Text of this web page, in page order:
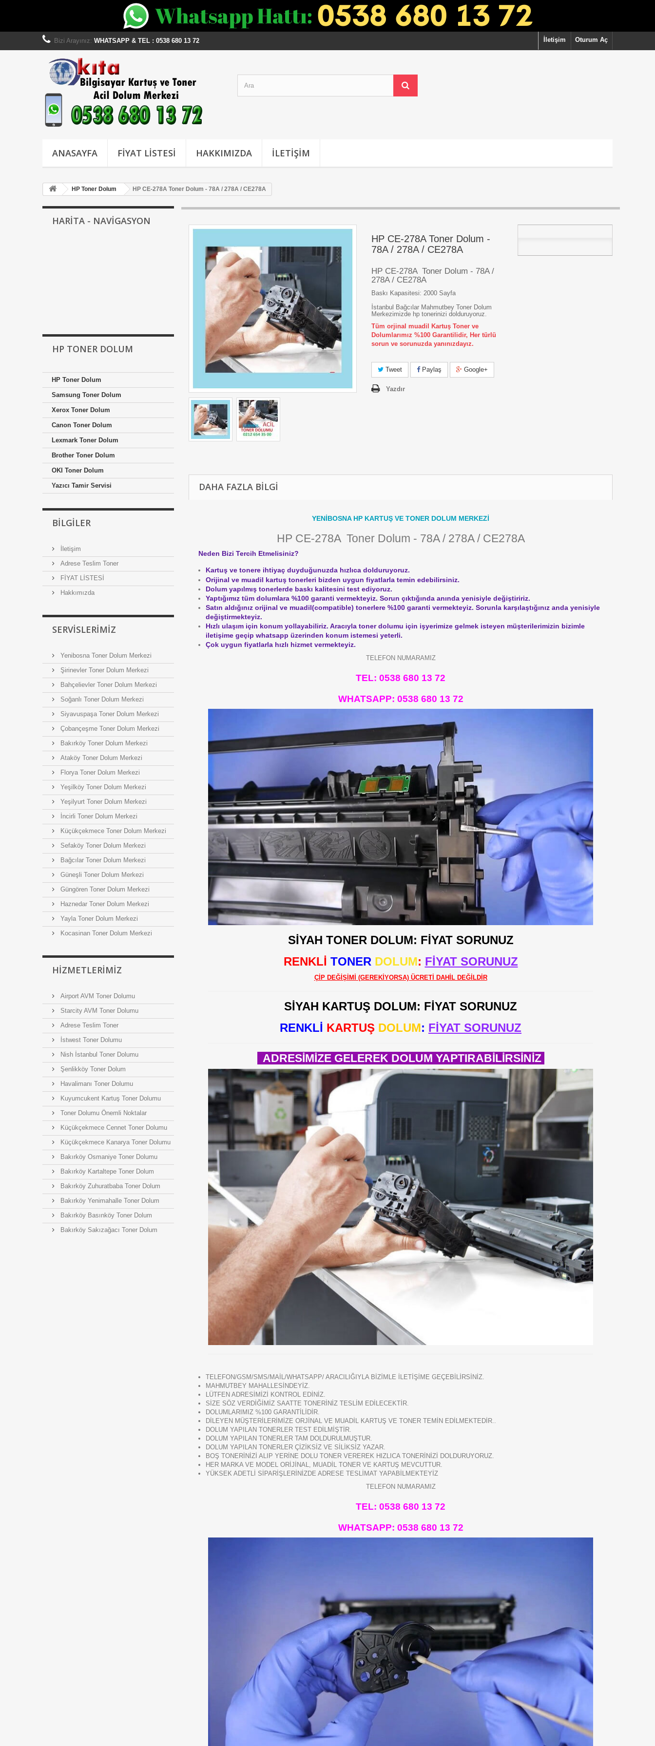
Oturum Aç
İletişim
Bizi Arayınız: WHATSAPP & TEL : 0538 680 13 72
ANASAYFA FİYAT LİSTESİ HAKKIMIZDA İLETIŞIM
HP Toner Dolum HP CE-278A Toner Dolum - 78A / 278A / CE278A
HARİTA - NAVİGASYON
HP TONER DOLUM
HP Toner Dolum
Samsung Toner Dolum
Xerox Toner Dolum
Canon Toner Dolum
Lexmark Toner Dolum
Brother Toner Dolum
OKI Toner Dolum
Yazıcı Tamir Servisi
BILGILER
İletişim
Adrese Teslim Toner
FİYAT LİSTESİ
Hakkımızda
SERVISLERIMIZ
Yenibosna Toner Dolum Merkezi
Şirinevler Toner Dolum Merkezi
Bahçelievler Toner Dolum Merkezi
Soğanlı Toner Dolum Merkezi
Siyavuspaşa Toner Dolum Merkezi
Çobançeşme Toner Dolum Merkezi
Bakırköy Toner Dolum Merkezi
Ataköy Toner Dolum Merkezi
Florya Toner Dolum Merkezi
Yeşilköy Toner Dolum Merkezi
Yeşilyurt Toner Dolum Merkezi
İncirli Toner Dolum Merkezi
Küçükçekmece Toner Dolum Merkezi
Sefaköy Toner Dolum Merkezi
Bağcılar Toner Dolum Merkezi
Güneşli Toner Dolum Merkezi
Güngören Toner Dolum Merkezi
Haznedar Toner Dolum Merkezi
Yayla Toner Dolum Merkezi
Kocasinan Toner Dolum Merkezi
HIZMETLERIMIZ
Airport AVM Toner Dolumu
Starcity AVM Toner Dolumu
Adrese Teslim Toner
İstwest Toner Dolumu
Nish İstanbul Toner Dolumu
Şenlikköy Toner Dolum
Havalimanı Toner Dolumu
Kuyumcukent Kartuş Toner Dolumu
Toner Dolumu Önemli Noktalar
Küçükçekmece Cennet Toner Dolumu
Küçükçekmece Kanarya Toner Dolumu
Bakırköy Osmaniye Toner Dolumu
Bakırköy Kartaltepe Toner Dolum
Bakırköy Zuhuratbaba Toner Dolum
Bakırköy Yenimahalle Toner Dolum
Bakırköy Basınköy Toner Dolum
Bakırköy Sakızağacı Toner Dolum
HP CE-278A Toner Dolum -
78A / 278A / CE278A
HP CE-278A Toner Dolum - 78A /
278A / CE278A
Baskı Kapasitesi: 2000 Sayfa
İstanbul Bağcılar Mahmutbey Toner Dolum
Merkezimizde hp tonerinizi dolduruyoruz.
Tüm orjinal muadil Kartuş Toner ve
Dolumlarımız %100 Garantilidir, Her türlü
sorun ve sorunuzda yanınızdayız.
Tweet Paylaş Google+
Yazdır
DAHA FAZLA BILGI
YENİBOSNA HP KARTUŞ VE TONER DOLUM MERKEZİ
HP CE-278A Toner Dolum - 78A / 278A / CE278A
Neden Bizi Tercih Etmelisiniz?
Kartuş ve tonere ihtiyaç duyduğunuzda hızlıca dolduruyoruz.
Orijinal ve muadil kartuş tonerleri bizden uygun fiyatlarla temin edebilirsiniz.
Dolum yapılmış tonerlerde baskı kalitesini test ediyoruz.
Yaptığımız tüm dolumlara %100 garanti vermekteyiz. Sorun çıktığında anında yenisiyle değiştiririz.
Satın aldığınız orijinal ve muadil(compatible) tonerlere %100 garanti vermekteyiz. Sorunla karşılaştığınız anda yenisiyle
değiştirmekteyiz.
Hızlı ulaşım için konum yollayabiliriz. Aracıyla toner dolumu için işyerimize gelmek isteyen müşterilerimizin bizimle
iletişime geçip whatsapp üzerinden konum istemesi yeterli.
Çok uygun fiyatlarla hızlı hizmet vermekteyiz.
TELEFON NUMARAMIZ
TEL: 0538 680 13 72
WHATSAPP: 0538 680 13 72
SİYAH TONER DOLUM: FİYAT SORUNUZ
RENKLİ TONER DOLUM: FİYAT SORUNUZ
ÇİP DEĞİŞİMİ (GEREKİYORSA) ÜCRETİ DAHİL DEĞİLDİR
SİYAH KARTUŞ DOLUM: FİYAT SORUNUZ
RENKLİ KARTUŞ DOLUM: FİYAT SORUNUZ
ADRESİMİZE GELEREK DOLUM YAPTIRABİLİRSİNİZ
TELEFON/GSM/SMS/MAİL/WHATSAPP/ ARACILIĞIYLA BİZİMLE İLETİŞİME GEÇEBİLİRSİNİZ.
MAHMUTBEY MAHALLESİNDEYİZ.
LÜTFEN ADRESİMİZİ KONTROL EDİNİZ.
SİZE SÖZ VERDİĞİMİZ SAATTE TONERİNİZ TESLİM EDİLECEKTİR.
DOLUMLARIMIZ %100 GARANTİLİDİR.
DİLEYEN MÜŞTERİLERİMİZE ORJİNAL VE MUADİL KARTUŞ VE TONER TEMİN EDİLMEKTEDİR..
DOLUM YAPILAN TONERLER TEST EDİLMİŞTİR.
DOLUM YAPILAN TONERLER TAM DOLDURULMUŞTUR.
DOLUM YAPILAN TONERLER ÇİZİKSİZ VE SİLİKSİZ YAZAR.
BOŞ TONERİNİZİ ALIP YERİNE DOLU TONER VEREREK HIZLICA TONERİNİZİ DOLDURUYORUZ.
HER MARKA VE MODEL ORİJİNAL, MUADİL TONER VE KARTUŞ MEVCUTTUR.
YÜKSEK ADETLİ SİPARİŞLERİNİZDE ADRESE TESLİMAT YAPABİLMEKTEYİZ
TELEFON NUMARAMIZ
TEL: 0538 680 13 72
WHATSAPP: 0538 680 13 72